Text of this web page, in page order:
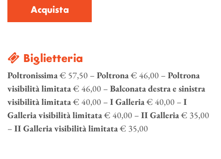
Acquista
Biglietteria
Poltronissima€ 57,50 – Poltrona€ 46,00 – Poltrona
visibilità limitata€ 46,00 – Balconata destra e sinistra
visibilità limitata€ 40,00 – I Galleria€ 40,00 – I
Galleria visibilità limitata€ 40,00 – II Galleria€ 35,00
– II Galleria visibilità limitata€ 35,00